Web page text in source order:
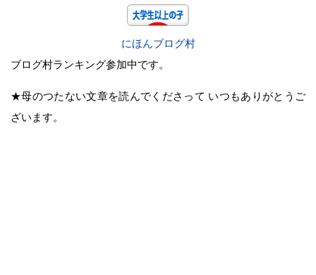
にほんブログ村
ブログ村ランキング参加中です。
★母のつたない文章を読んでくださって いつもありがとうご
ざいます。